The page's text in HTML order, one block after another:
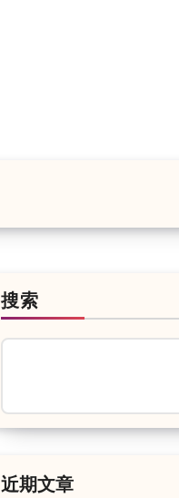
搜索
近期文章